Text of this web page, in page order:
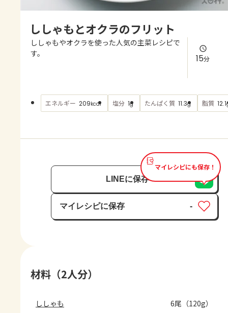
よくあるお問い合わせ
AJINOMOTO PARK とは
ししゃもとオクラのフリット
ししゃもやオクラを使った人気の主菜レシピで
す。
15分
エネルギー 209kcal 塩分 1g たんぱく質 11.3g 脂質 12.1
マイレシピにも保存！
LINEに保存
マイレシピに保存
保存済み
-
材料（2人分）
ししゃも 6尾（120g）